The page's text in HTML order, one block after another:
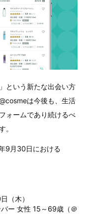
という新たな出会い方
は今後も、生活
ォームであり続けるべ
。
9月30日における
（木）
ー 女性 15～69歳（＠